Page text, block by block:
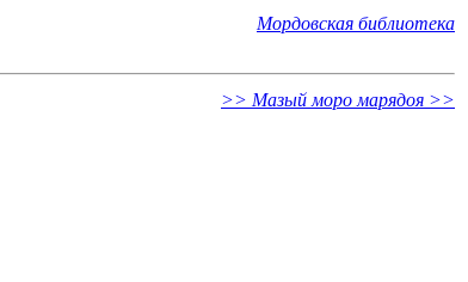
Мордовская библиотека
>> Мазый моро марядоя >>